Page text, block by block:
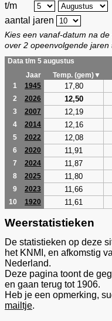
t/m
aantal jaren
Kies een vanaf-datum na
over 2 opeenvolgende jaren
Data t/m 5 augustus
Jaar
Temp. (gem)▼
1
1945 17,80
2 2026 12,50
3 2007 12,19
4 2014 12,16
5 2022 12,08
6 2020 11,91
7 2024 11,87
8 2025 11,80
9 2023 11,66
10 1920 11,61
Weerstatistieken
De statistieken op deze
het KNMI, en afkomstig
Nederland.
Deze pagina toont de
en gaan terug tot 1906.
Heb je een opmerking,
mailtje.